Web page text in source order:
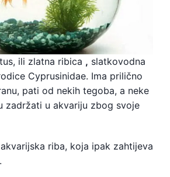
ili zlatna ribica , slatkovodna
Cyprusinidae. Ima prilično
pati od nekih tegoba, a neke
zadržati u akvariju zbog svoje
riba, koja ipak zahtijeva